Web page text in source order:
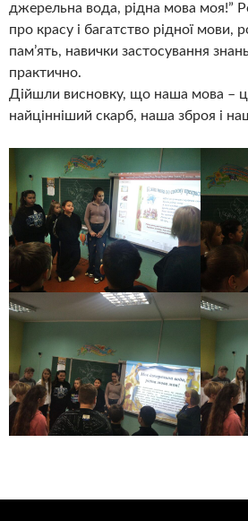
джерельна вода, рідна мова моя!”
про красу і багатство рідної мови,
пам’ять, навички застосування
практично.
Дійшли висновку, що наша мова –
найцінніший скарб, наша зброя і